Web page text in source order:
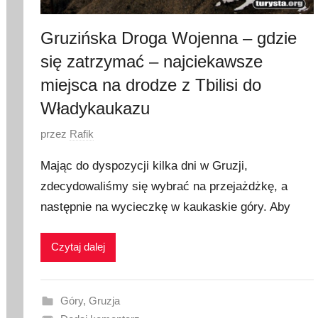
3
Gruzińska Droga Wojenna – gdzie
się zatrzymać – najciekawsze
miejsca na drodze z Tbilisi do
Władykaukazu
O
u
b
l
o
a
przez Rafik
Mając do dyspozycji kilka dni w Gruzji,
zdecydowaliśmy się wybrać na przejażdżkę, a
następnie na wycieczkę w kaukaskie góry. Aby
Czytaj dalej
Góry, Gruzja